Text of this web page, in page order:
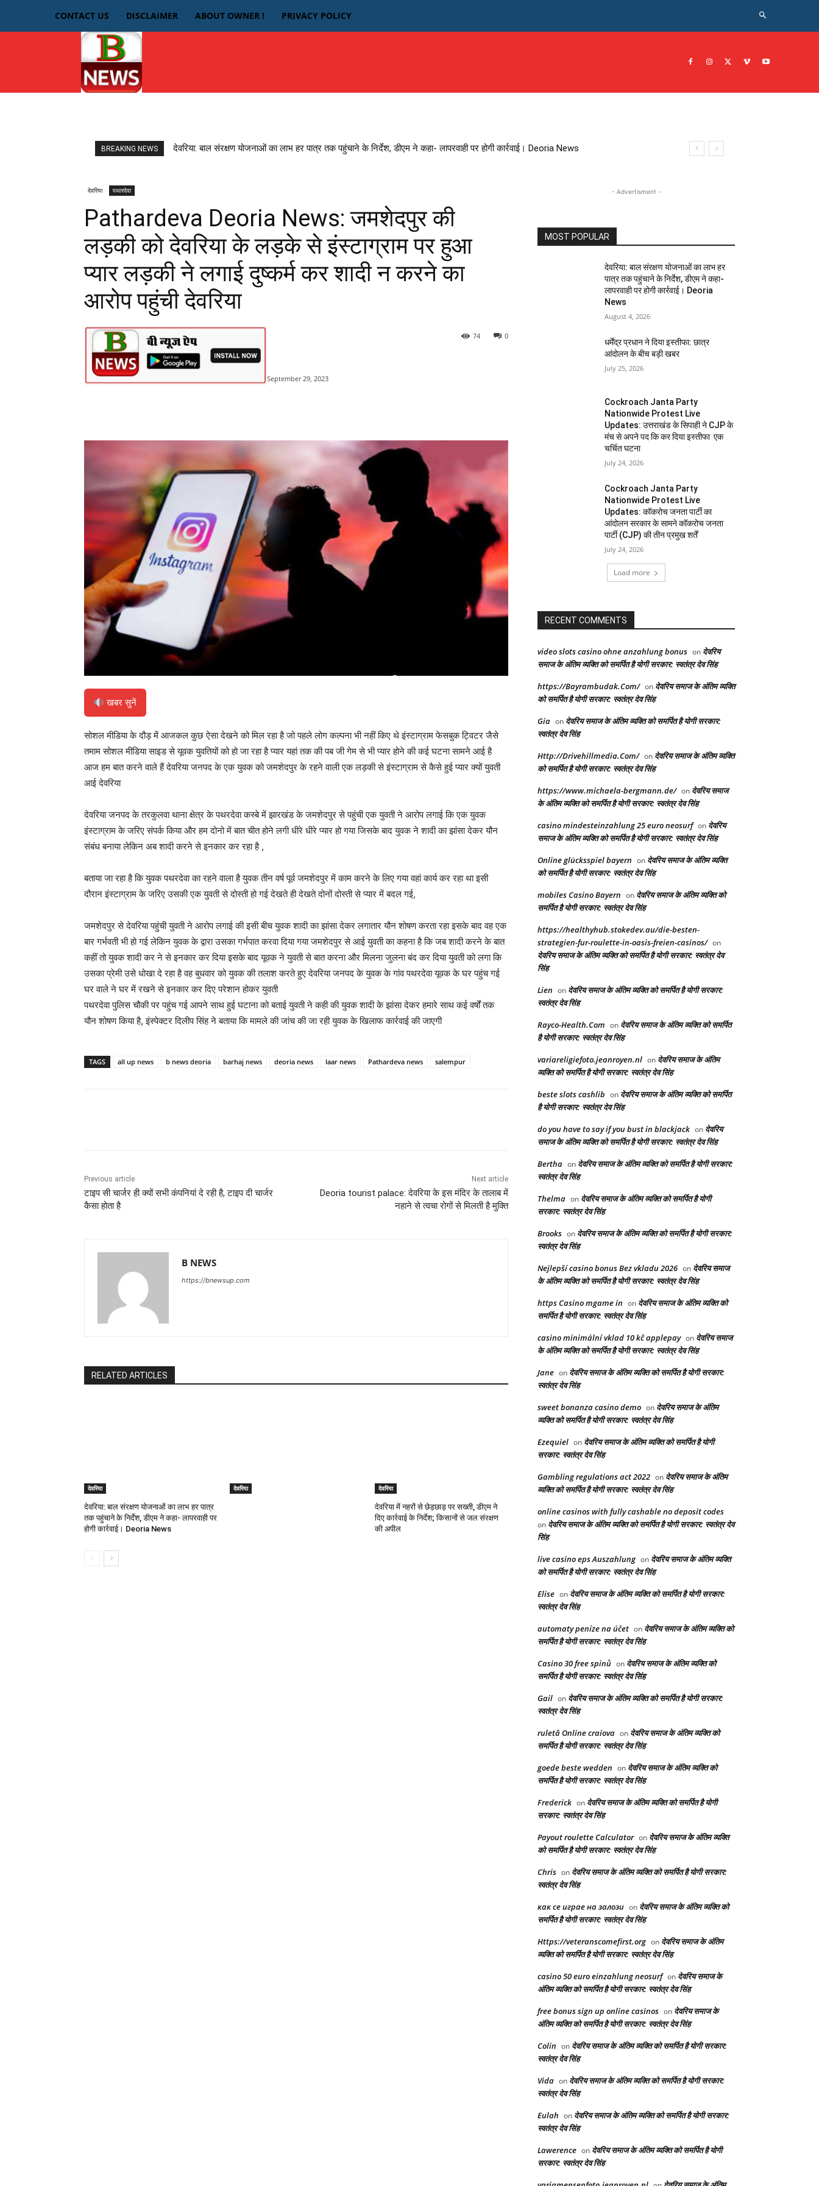
CONTACT US DISCLAIMER ABOUT OWNER ! PRIVACY POLICY
JOB नोकरी सरकारी योजना
BREAKING NEWS देवरिया: बाल संरक्षण योजनाओं का लाभ हर पात्र तक पहुंचाने के निर्देश, डीएम ने कहा- लापरवाही पर होगी कार्रवाई। Deoria News
देवरिया पथारदेवा
Pathardeva Deoria News: जमशेदपुर की
लड़की को देवरिया के लड़के से इंस्टाग्राम पर हुआ
प्यार लड़की ने लगाई दुष्कर्म कर शादी न करने का
आरोप पहुंची देवरिया
September 29, 2023
0
74
खबर सुनें
सोशल मीडिया के दौड़ में आजकल कुछ ऐसा देखने को मिल रहा है जो पहले लोग कल्पना भी नहीं किए थे इंस्टाग्राम फेसबुक ट्विटर जैसे
तमाम सोशल मीडिया साइड से यूवक युवतियों को हो जा रहा है प्यार यहां तक की पब जी गेम से भी प्यार होने की कई घटना सामने आई है
आज हम बात करने वाले हैं देवरिया जनपद के एक युवक को जमशेदपुर के रहने वाली एक लड़की से इंस्टाग्राम से कैसे हुई प्यार क्यों युवती
आई देवरिया
देवरिया जनपद के तरकुलवा थाना क्षेत्र के पथरदेवा कस्बे में झारखंड के जमशेदपुर से पहुंची एक युवती ने आरोप लगाई कि एक युवक
इंस्टाग्राम के जरिए संपर्क किया और हम दोनो में बात चीत होने लगी धीरे धीरे प्यार हो गया जिसके बाद युवक ने शादी का झांसा देकर यौन
संबंध बनाया लेकिन अब शादी करने से इनकार कर रहा है ,
बताया जा रहा है कि युवक पथरदेवा का रहने वाला है युवक तीन वर्ष पूर्व जमशेदपुर में काम करने के लिए गया वहां कार्य कर रहा था इसी
दौरान इंस्टाग्राम के जरिए उसकी एक युवती से दोस्ती हो गई देखते ही देखते दोनों दोस्ती से प्यार में बदल गई,
जमशेदपुर से देवरिया पहुंची युवती ने आरोप लगाई की इसी बीच युवक शादी का झांसा देकर लगातार यौन शोषण करता रहा इसके बाद वह एक
बार गर्भवती भी हो गई लेकिन युवक के द्वारा उसका गर्भपात करवा दिया गया जमशेदपुर से आई युवती का कहना है कि जब शादी करने के बात
कहीं तो युवक शादी कर ने से इनकार कर दिया इसके बाद यूवक ने युवती से बात करना और मिलना जुलना बंद कर दिया युवती को लगा कि
उसका प्रेमी उसे धोखा दे रहा है वह बुधवार को युवक की तलाश करते हुए देवरिया जनपद के युवक के गांव पथरदेवा यूवक के घर पहुंच गई
घर वाले ने घर में रखने से इनकार कर दिए परेशान होकर युवती
पथरदेवा पुलिस चौकी पर पहुंच गई आपने साथ हुई घटाना को बताई युवती ने कही की युवक शादी के झांसा देकर हमारे साथ कई वर्षों तक
यौन शोषण किया है, इंस्पेक्टर दिलीप सिंह ने बताया कि मामले की जांच की जा रही युवक के खिलाफ कार्रवाई की जाएगी
TAGS all up news b news deoria barhaj news deoria news laar news Pathardeva news salempur
Previous article
टाइप सी चार्जर ही क्यों सभी कंपनियां दे रही है, टाइप दी चार्जर
कैसा होता है
Next article
Deoria tourist palace: देवरिया के इस मंदिर के तालाब में
नहाने से त्वचा रोगों से मिलती है मुक्ति
B NEWS
https://bnewsup.com
RELATED ARTICLES
देवरिया
देवरिया: बाल संरक्षण योजनाओं का लाभ हर पात्र
तक पहुंचाने के निर्देश, डीएम ने कहा- लापरवाही पर
होगी कार्रवाई। Deoria News
देवरिया देवरिया
देवरिया में नहरों से छेड़छाड़ पर सख्ती, डीएम ने
दिए कार्रवाई के निर्देश; किसानों से जल संरक्षण
की अपील
- Advertisment -
MOST POPULAR
देवरिया: बाल संरक्षण योजनाओं का लाभ हर
पात्र तक पहुंचाने के निर्देश, डीएम ने कहा-
लापरवाही पर होगी कार्रवाई। Deoria
News
August 4, 2026
धर्मेंद्र प्रधान ने दिया इस्तीफा: छात्र
आंदोलन के बीच बड़ी खबर
July 25, 2026
Cockroach Janta Party
Nationwide Protest Live
Updates: उत्तराखंड के सिपाही ने CJP के
मंच से अपने पद कि कर दिया इस्तीफा एक
चर्चित घटना
July 24, 2026
Cockroach Janta Party
Nationwide Protest Live
Updates: कॉकरोच जनता पार्टी का
आंदोलन सरकार के सामने कॉकरोच जनता
पार्टी (CJP) की तीन प्रमुख शर्तें
July 24, 2026
Load more
RECENT COMMENTS
video slots casino ohne anzahlung bonus on देवरिय
समाज के अंतिम व्यक्ति को समर्पित है योगी सरकार: स्वतंत्र देव सिंह
https://Bayrambudak.Com/ on देवरिय समाज के अंतिम व्यक्ति
को समर्पित है योगी सरकार: स्वतंत्र देव सिंह
Gia on देवरिय समाज के अंतिम व्यक्ति को समर्पित है योगी सरकार:
स्वतंत्र देव सिंह
Http://Drivehillmedia.Com/ on देवरिय समाज के अंतिम व्यक्ति
को समर्पित है योगी सरकार: स्वतंत्र देव सिंह
https://www.michaela-bergmann.de/ on देवरिय समाज
के अंतिम व्यक्ति को समर्पित है योगी सरकार: स्वतंत्र देव सिंह
casino mindesteinzahlung 25 euro neosurf on देवरिय
समाज के अंतिम व्यक्ति को समर्पित है योगी सरकार: स्वतंत्र देव सिंह
Online glücksspiel bayern on देवरिय समाज के अंतिम व्यक्ति
को समर्पित है योगी सरकार: स्वतंत्र देव सिंह
mobiles Casino Bayern on देवरिय समाज के अंतिम व्यक्ति को
समर्पित है योगी सरकार: स्वतंत्र देव सिंह
https://healthyhub.stokedev.au/die-besten-
strategien-fur-roulette-in-oasis-freien-casinos/ on
देवरिय समाज के अंतिम व्यक्ति को समर्पित है योगी सरकार: स्वतंत्र देव
सिंह
Lien on देवरिय समाज के अंतिम व्यक्ति को समर्पित है योगी सरकार:
स्वतंत्र देव सिंह
Rayco-Health.Com on देवरिय समाज के अंतिम व्यक्ति को समर्पित
है योगी सरकार: स्वतंत्र देव सिंह
variareligiefoto.jeanroyen.nl on देवरिय समाज के अंतिम
व्यक्ति को समर्पित है योगी सरकार: स्वतंत्र देव सिंह
beste slots cashlib on देवरिय समाज के अंतिम व्यक्ति को समर्पित
है योगी सरकार: स्वतंत्र देव सिंह
do you have to say if you bust in blackjack on देवरिय
समाज के अंतिम व्यक्ति को समर्पित है योगी सरकार: स्वतंत्र देव सिंह
Bertha on देवरिय समाज के अंतिम व्यक्ति को समर्पित है योगी सरकार:
स्वतंत्र देव सिंह
Thelma on देवरिय समाज के अंतिम व्यक्ति को समर्पित है योगी
सरकार: स्वतंत्र देव सिंह
Brooks on देवरिय समाज के अंतिम व्यक्ति को समर्पित है योगी सरकार:
स्वतंत्र देव सिंह
Nejlepší casino bonus Bez vkladu 2026 on देवरिय समाज
के अंतिम व्यक्ति को समर्पित है योगी सरकार: स्वतंत्र देव सिंह
https Casino mgame in on देवरिय समाज के अंतिम व्यक्ति को
समर्पित है योगी सरकार: स्वतंत्र देव सिंह
casino minimální vklad 10 kč applepay on देवरिय समाज
के अंतिम व्यक्ति को समर्पित है योगी सरकार: स्वतंत्र देव सिंह
Jane on देवरिय समाज के अंतिम व्यक्ति को समर्पित है योगी सरकार:
स्वतंत्र देव सिंह
sweet bonanza casino demo on देवरिय समाज के अंतिम
व्यक्ति को समर्पित है योगी सरकार: स्वतंत्र देव सिंह
Ezequiel on देवरिय समाज के अंतिम व्यक्ति को समर्पित है योगी
सरकार: स्वतंत्र देव सिंह
Gambling regulations act 2022 on देवरिय समाज के अंतिम
व्यक्ति को समर्पित है योगी सरकार: स्वतंत्र देव सिंह
online casinos with fully cashable no deposit codes
on देवरिय समाज के अंतिम व्यक्ति को समर्पित है योगी सरकार: स्वतंत्र देव
सिंह
live casino eps Auszahlung on देवरिय समाज के अंतिम व्यक्ति
को समर्पित है योगी सरकार: स्वतंत्र देव सिंह
Elise on देवरिय समाज के अंतिम व्यक्ति को समर्पित है योगी सरकार:
स्वतंत्र देव सिंह
automaty peníze na účet on देवरिय समाज के अंतिम व्यक्ति को
समर्पित है योगी सरकार: स्वतंत्र देव सिंह
Casino 30 free spinů on देवरिय समाज के अंतिम व्यक्ति को
समर्पित है योगी सरकार: स्वतंत्र देव सिंह
Gail on देवरिय समाज के अंतिम व्यक्ति को समर्पित है योगी सरकार:
स्वतंत्र देव सिंह
ruletă Online craiova on देवरिय समाज के अंतिम व्यक्ति को
समर्पित है योगी सरकार: स्वतंत्र देव सिंह
goede beste wedden on देवरिय समाज के अंतिम व्यक्ति को
समर्पित है योगी सरकार: स्वतंत्र देव सिंह
Frederick on देवरिय समाज के अंतिम व्यक्ति को समर्पित है योगी
सरकार: स्वतंत्र देव सिंह
Payout roulette Calculator on देवरिय समाज के अंतिम व्यक्ति
को समर्पित है योगी सरकार: स्वतंत्र देव सिंह
Chris on देवरिय समाज के अंतिम व्यक्ति को समर्पित है योगी सरकार:
स्वतंत्र देव सिंह
как се играе на залози on देवरिय समाज के अंतिम व्यक्ति को
समर्पित है योगी सरकार: स्वतंत्र देव सिंह
Https://veteranscomefirst.org on देवरिय समाज के अंतिम
व्यक्ति को समर्पित है योगी सरकार: स्वतंत्र देव सिंह
casino 50 euro einzahlung neosurf on देवरिय समाज के
अंतिम व्यक्ति को समर्पित है योगी सरकार: स्वतंत्र देव सिंह
free bonus sign up online casinos on देवरिय समाज के
अंतिम व्यक्ति को समर्पित है योगी सरकार: स्वतंत्र देव सिंह
Colin on देवरिय समाज के अंतिम व्यक्ति को समर्पित है योगी सरकार:
स्वतंत्र देव सिंह
Vida on देवरिय समाज के अंतिम व्यक्ति को समर्पित है योगी सरकार:
स्वतंत्र देव सिंह
Eulah on देवरिय समाज के अंतिम व्यक्ति को समर्पित है योगी सरकार:
स्वतंत्र देव सिंह
Lawerence on देवरिय समाज के अंतिम व्यक्ति को समर्पित है योगी
सरकार: स्वतंत्र देव सिंह